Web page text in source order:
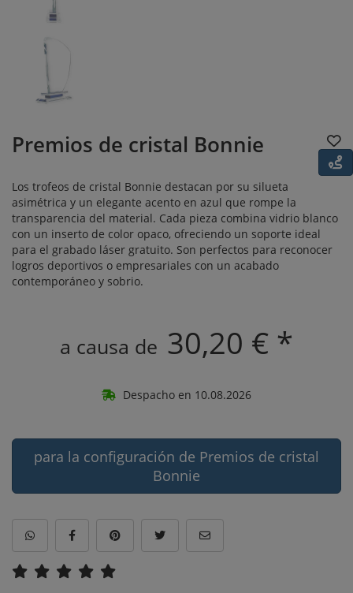
Premios de cristal Bonnie
Los trofeos de cristal Bonnie destacan por su silueta
asimétrica y un elegante acento en azul que rompe la
transparencia del material. Cada pieza combina vidrio blanco
con un inserto de color opaco, ofreciendo un soporte ideal
para el grabado láser gratuito. Son perfectos para reconocer
logros deportivos o empresariales con un acabado
contemporáneo y sobrio.
a causa de 30,20 € *
Despacho en 10.08.2026
para la configuración de Premios de cristal
Bonnie